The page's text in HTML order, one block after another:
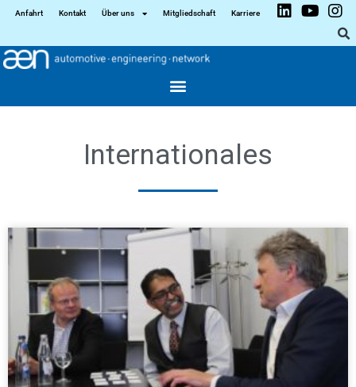
Anfahrt Kontakt Über uns Mitgliedschaft Karriere
Internationales